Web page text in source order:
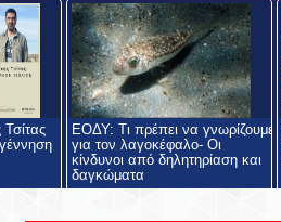
ΕΟΔΥ: Τι πρέπει να γνωρίζουμε
για τον λαγοκέφαλο- Οι
κίνδυνοι από δηλητηρίαση και
δαγκώματα